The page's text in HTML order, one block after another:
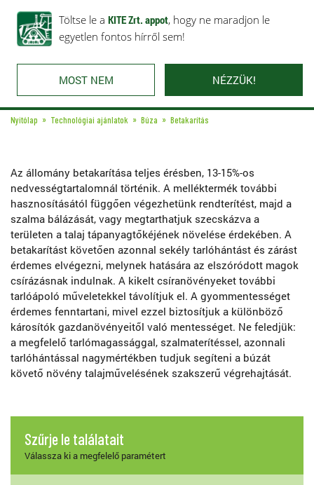
Töltse le a KITE Zrt. appot, hogy ne maradjon le
egyetlen fontos hírről sem!
MOST NEM NÉZZÜK!
Rólunk Ajánlataink Karrier Kapcsolat
Nyitólap Technológiai ajánlatok Búza Betakarítás
Az állomány betakarítása teljes érésben, 13-15%-os
nedvességtartalomnál történik. A melléktermék további
hasznosításától függően végezhetünk rendterítést, majd a
szalma bálázását, vagy megtarthatjuk szecskázva a
területen a talaj tápanyagtőkéjének növelése érdekében. A
betakarítást követően azonnal sekély tarlóhántást és zárást
érdemes elvégezni, melynek hatására az elszóródott magok
csírázásnak indulnak. A kikelt csíranövényeket további
tarlóápoló műveletekkel távolítjuk el. A gyommentességet
érdemes fenntartani, mivel ezzel biztosítjuk a különböző
károsítók gazdanövényeitől való mentességet. Ne feledjük:
a megfelelő tarlómagassággal, szalmaterítéssel, azonnali
tarlóhántással nagymértékben tudjuk segíteni a búzát
követő növény talajművelésének szakszerű végrehajtását.
Szűrje le találatait
Válassza ki a megfelelő paramétert